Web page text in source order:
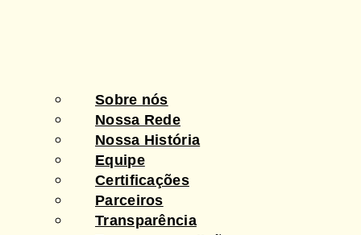
Sobre nós
Nossa Rede
Nossa História
Equipe
Certificações
Parceiros
Transparência